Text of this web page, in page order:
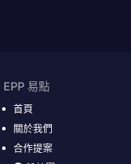
EPP 易點
首頁
關於我們
合作提案